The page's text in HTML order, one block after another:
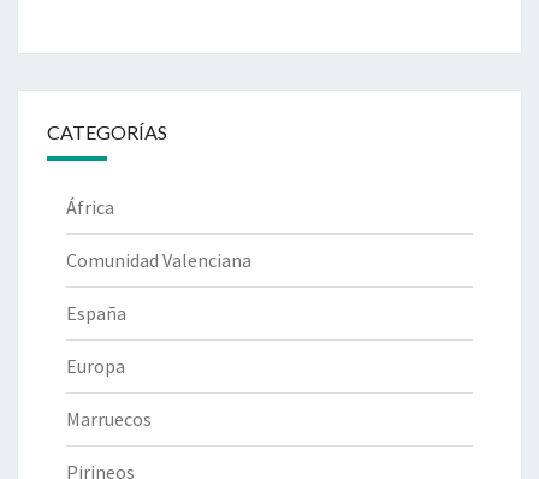
CATEGORÍAS
África
Comunidad Valenciana
España
Europa
Marruecos
Pirineos